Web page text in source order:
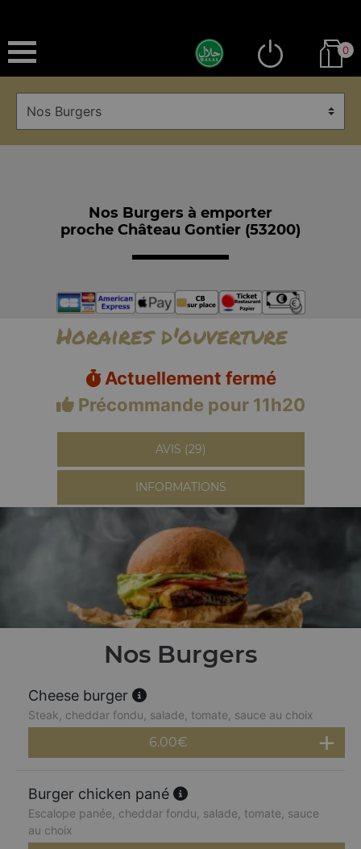
0
Nos Burgers à emporter
proche Château Gontier (53200)
Horaires d'ouverture
Actuellement fermé
Précommande pour 11h20
AVIS (29)
INFORMATIONS
Nos Burgers
Cheese burger
Steak, cheddar fondu, salade, tomate, sauce au choix
6.00€
Burger chicken pané
Escalope panée, cheddar fondu, salade, tomate, sauce
au choix